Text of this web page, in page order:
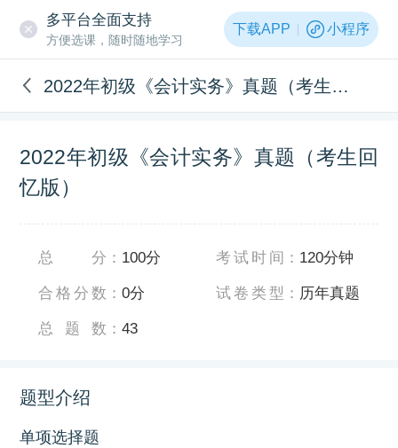
多平台全面支持
方便选课，随时随地学习
下载APP 小程序
2022年初级《会计实务》真题（考生回忆版）
2022年初级《会计实务》真题（考生回
忆版）
总分 ： 100分
合格分数 ：0分
总题数 ：43
考试时间 ： 120分钟
试卷类型 ： 历年真题
题型介绍
单项选择题